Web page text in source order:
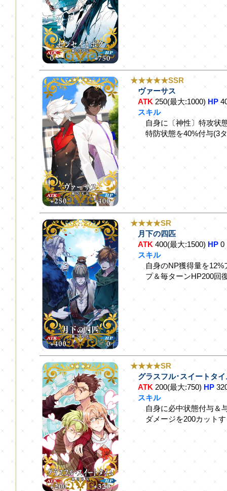
★★★★★SSR
ヴァーサス
ATK 250(最大:1000) HP
スキル
自身に〔神性〕特攻状
特防状態を40%付与(3
★★★★SR
月下の四匹
ATK 400(最大:1500) HP 0
スキル
自身のNP獲得量を
プ＆毎ターンHP200回
★★★★SR
グラスフル･スイートタイ
ATK 200(最大:750) HP
スキル
自身に必中状態付与＆
ダメージを200カット